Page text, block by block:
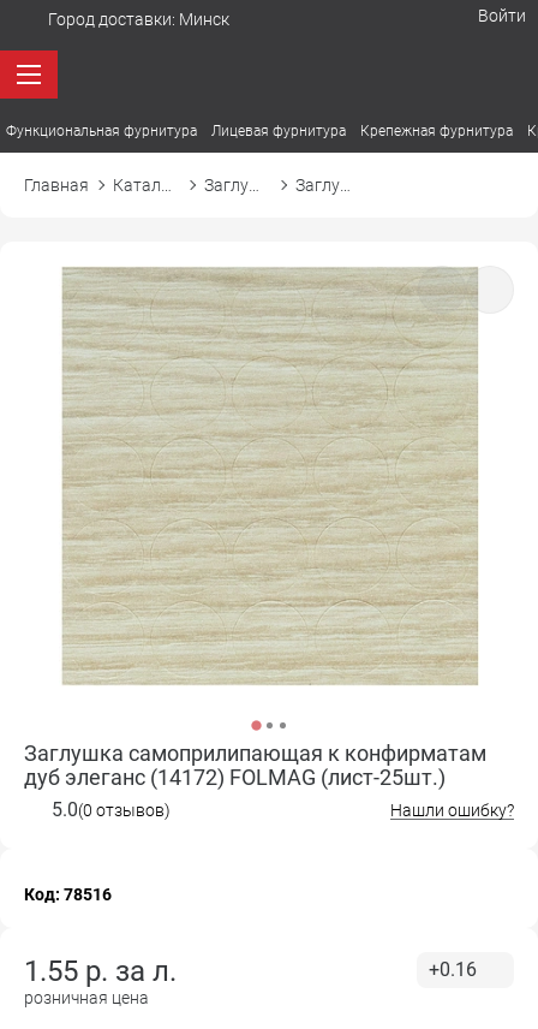
Город доставки: Минск Войти
Функциональная фурнитура Лицевая фурнитура Крепежная фурнитура
Главная
Заглушка самоприлипающая к конфирматам
дуб элеганс (14172) FOLMAG (лист-25шт.)
5.0(0 отзывов) Нашли ошибку?
Код: 78516
1.55 р. за л.
розничная цена
+0.16